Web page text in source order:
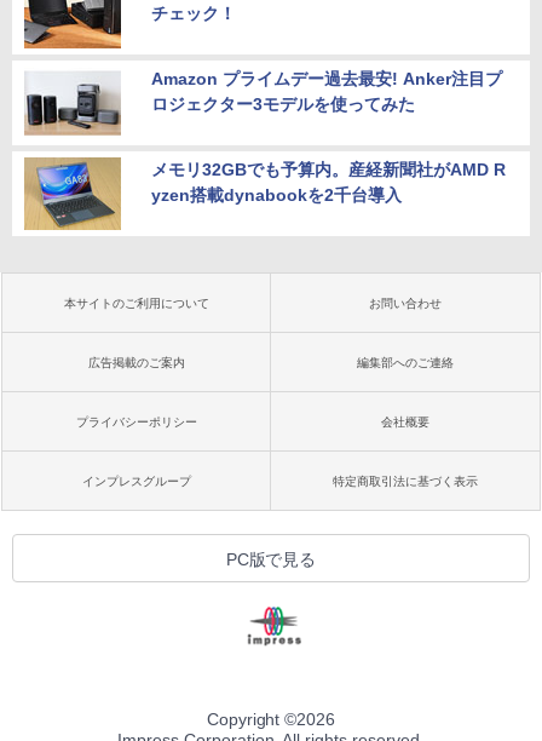
チェック！
Amazon プライムデー過去最安! Anker注目プ
ロジェクター3モデルを使ってみた
メモリ32GBでも予算内。産経新聞社がAMD R
yzen搭載dynabookを2千台導入
本サイトのご利用について お問い合わせ
広告掲載のご案内 編集部へのご連絡
プライバシーポリシー 会社概要
インプレスグループ 特定商取引法に基づく表示
PC版で見る
Copyright ©2026